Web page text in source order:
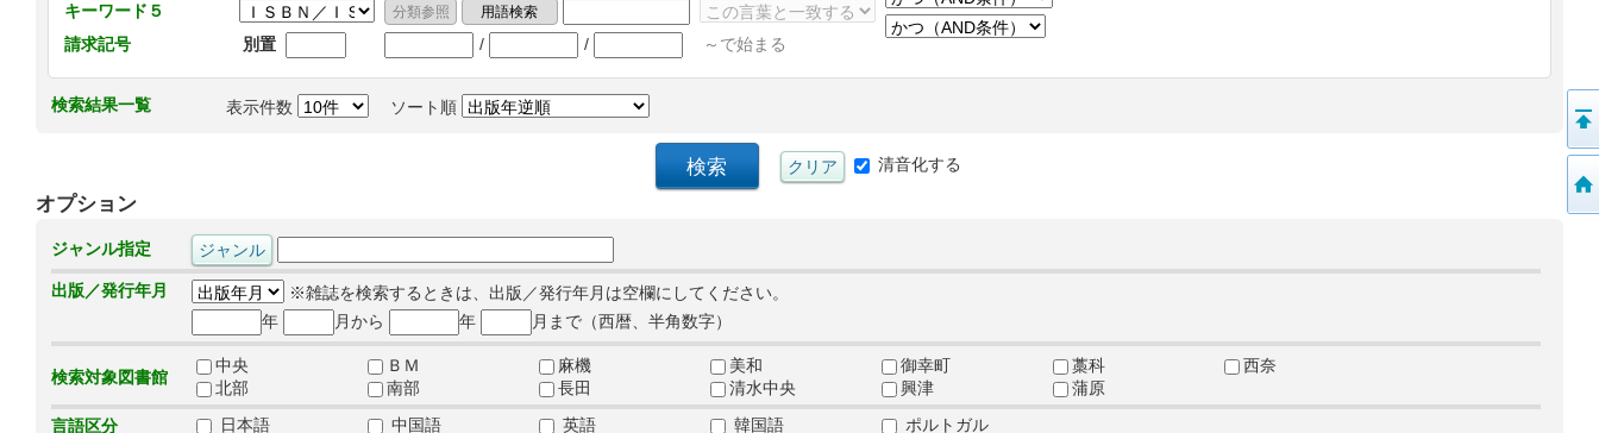
キーワード５
請求記号
別置 / / ～で始まる
検索結果一覧 表示件数 ソート順
清音化する
オプション
ジャンル指定
出版／発行年月
※雑誌を検索するときは、出版／発行年月は空欄にしてください。
年
月から 年 月まで（西暦、半角数字）
検索対象図書館
中央 ＢＭ 麻機 美和 御幸町 藁科
西奈
北部
南部 長田 清水中央 興津
蒲原
言語区分
日本語 中国語 英語 韓国語 ポルトガル